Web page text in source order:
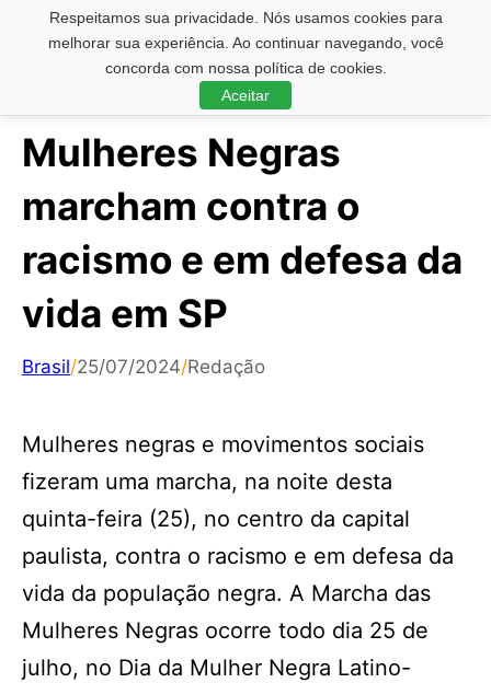
Respeitamos sua privacidade. Nós usamos cookies para
melhorar sua experiência. Ao continuar navegando, você
concorda com nossa política de cookies.
Aceitar
Pesquisar ...
Mulheres Negras
marcham contra o
racismo e em defesa da
vida em SP
Brasil/25/07/2024/Redação
Mulheres negras e movimentos sociais
fizeram uma marcha, na noite desta
quinta-feira (25), no centro da capital
paulista, contra o racismo e em defesa da
vida da população negra. A Marcha das
Mulheres Negras ocorre todo dia 25 de
julho, no Dia da Mulher Negra Latino-